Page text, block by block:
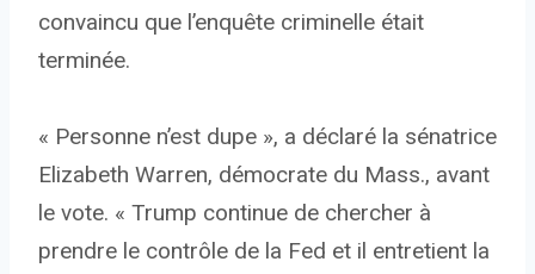
convaincu que l’enquête criminelle était
terminée.
« Personne n’est dupe », a déclaré la sénatrice
Elizabeth Warren, démocrate du Mass., avant
le vote. « Trump continue de chercher à
prendre le contrôle de la Fed et il entretient la